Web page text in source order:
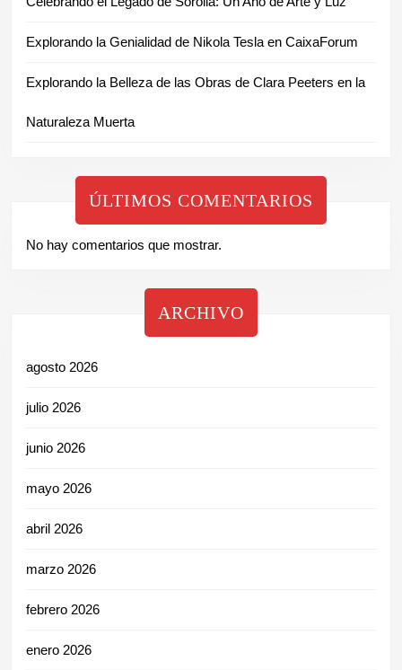
Explorando la Genialidad de Nikola Tesla en CaixaForum
Explorando la Belleza de las Obras de Clara Peeters en la
Naturaleza Muerta
ÚLTIMOS COMENTARIOS
No hay comentarios que mostrar.
ARCHIVO
agosto 2026
julio 2026
junio 2026
mayo 2026
abril 2026
marzo 2026
febrero 2026
enero 2026